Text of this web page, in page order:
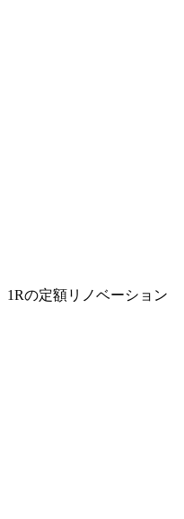
1Rの定額リノベーション